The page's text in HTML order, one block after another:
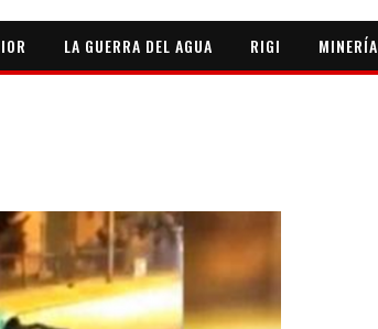
LA GUERRA DEL AGUA RIGI MINERÍA